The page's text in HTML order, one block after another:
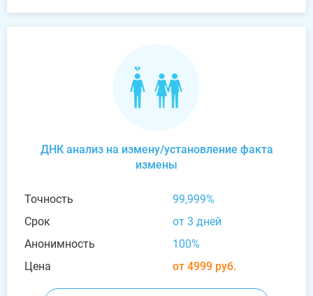
ДНК анализ на измену/установление факта
измены
Точность
99,999%
Срок
от 3 дней
Анонимность
100%
Цена
от 4999 руб.